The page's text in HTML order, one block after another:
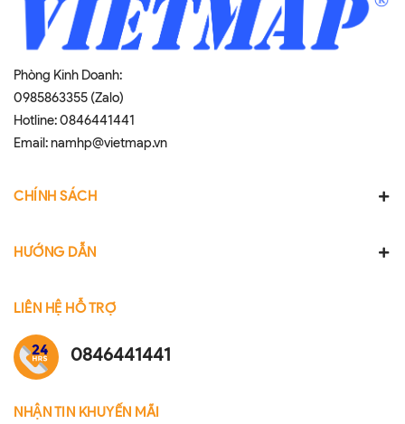
Phòng Kinh Doanh:
0985863355 (Zalo)
Hotline:0846441441
Email:namhp@vietmap.vn
CHÍNH SÁCH
HƯỚNG DẪN
LIÊN HỆ HỖ TRỢ
0846441441
NHẬN TIN KHUYẾN MÃI